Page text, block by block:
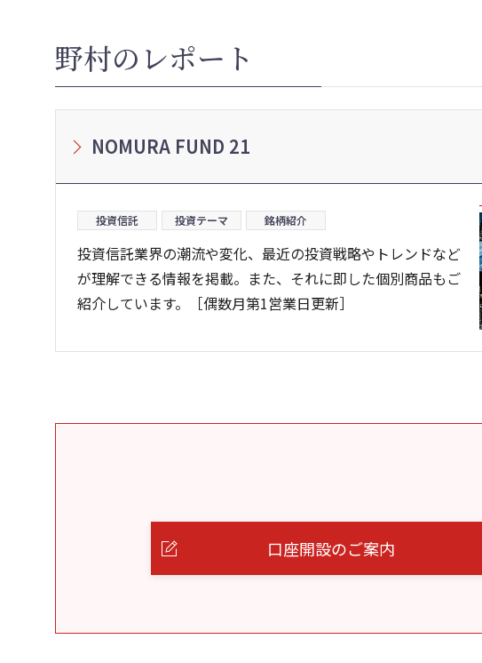
野村のレポート
NOMURA FUND 21
投資信託 投資テーマ 銘柄紹介
投資信託業界の潮流や変化、最近の投資戦略やトレンドなど
が理解できる情報を掲載。また、それに即した個別商品もご
紹介しています。［偶数月第1営業日更新］
口座開設のご案内